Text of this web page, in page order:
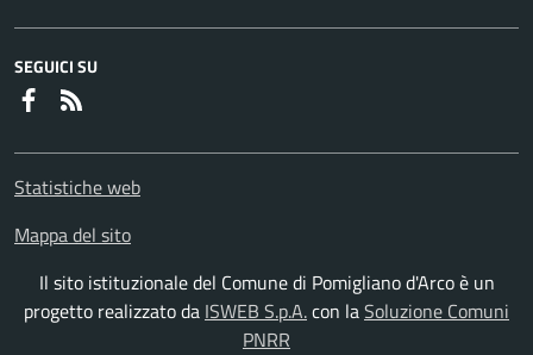
SEGUICI SU
Faceboook
Statistiche web
Mappa del sito
Il sito istituzionale del Comune di Pomigliano d'Arco è un
progetto realizzato da ISWEB S.p.A.con laSoluzione Comuni
PNRR